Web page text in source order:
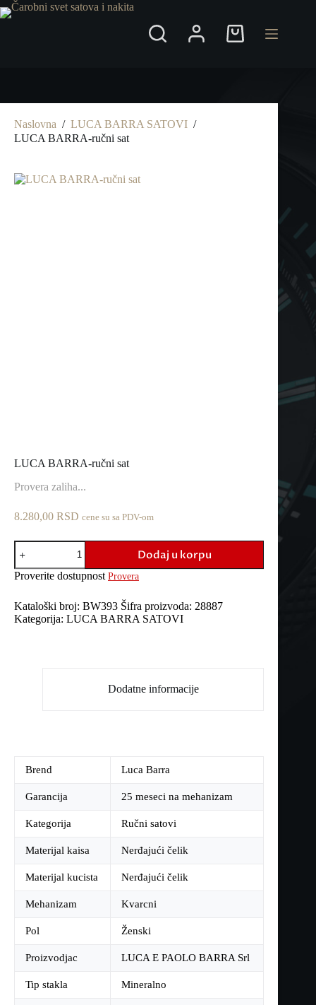
Preskoči
na
Shopping
Naslovna / LUCA BARRA SATOVI /
LUCA BARRA-ručni sat
LUCA BARRA-ručni sat
Provera zaliha...
8.280,00 RSD cene su sa PDV-om
LUCA
BARRA-
ručni
sat
Dodaj u korpu
Proverite dostupnost Provera
Kataloški broj: BW393 Šifra proizvoda: 28887
Kategorija: LUCA BARRA SATOVI
Dodatne informacije
Brend Luca Barra
Garancija 25 meseci na mehanizam
Kategorija Ručni satovi
Materijal kaisa Nerđajući čelik
Materijal kucista Nerđajući čelik
Mehanizam Kvarcni
Pol Ženski
Proizvodjac LUCA E PAOLO BARRA Srl
Tip stakla Mineralno